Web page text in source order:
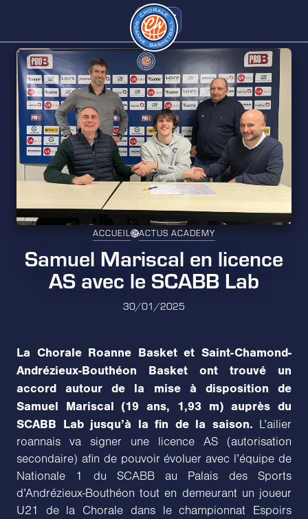
ACCUEIL ACTUS ACADEMY
Samuel Mariscal en licence
AS avec le SCABB Lab
30/01/2025
La Chorale Roanne Basket et Saint-Chamond-
Andrézieux-Bouthéon Basket ont trouvé un
accord autour de la mise à disposition de
Samuel Mariscal (19 ans, 1,93 m) auprès du
SCABB Lab jusqu’à la fin de la saison. L’ailier
roannais va signer une licence AS (autorisation
secondaire) afin de pouvoir évoluer avec l’équipe de
Nationale 1 du SCABB au Palais des Sports
d’Andrézieux-Bouthéon tout en demeurant un joueur
U21 de la Chorale dans le championnat Espoirs